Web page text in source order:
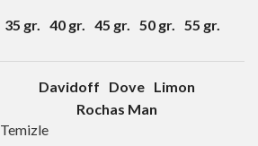
35 gr. 40 gr. 45 gr. 50 gr. 55 gr.
Davidoff Dove Limon
Rochas Man
Temizle